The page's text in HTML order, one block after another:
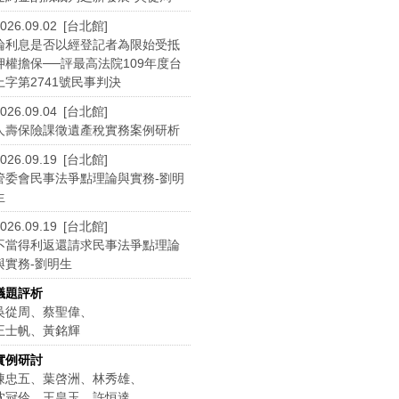
[台北館]
利息是否以經登記者為限始受抵
權擔保──評最高法院109年度台
字第2741號民事判決
[台北館]
壽保險課徵遺產稅實務案例研析
[台北館]
委會民事法爭點理論與實務-劉明
[台北館]
當得利返還請求民事法爭點理論
實務-劉明生
題評析
從周、蔡聖偉、
士帆、黃銘輝
例研討
忠五、葉啓洲、林秀雄、